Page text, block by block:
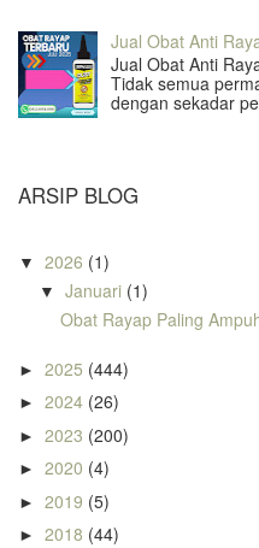
Jual Obat Anti
Jual Obat Anti
Tidak semua
dengan sekadar
ARSIP BLOG
▼ 2026 (1)
▼ Januari (1)
Obat Rayap Paling
► 2025 (444)
► 2024 (26)
► 2023 (200)
► 2020 (4)
► 2019 (5)
► 2018 (44)